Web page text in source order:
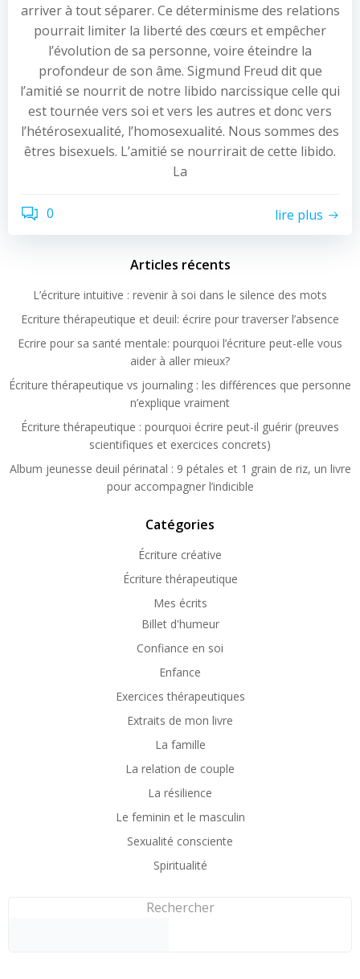
arriver à tout séparer. Ce déterminisme des relations
pourrait limiter la liberté des cœurs et empêcher
l’évolution de sa personne, voire éteindre la
profondeur de son âme. Sigmund Freud dit que
l’amitié se nourrit de notre libido narcissique celle qui
est tournée vers soi et vers les autres et donc vers
l’hétérosexualité, l’homosexualité. Nous sommes des
êtres bisexuels. L’amitié se nourrirait de cette libido.
La
0 lire plus
Articles récents
L’écriture intuitive : revenir à soi dans le silence des mots
Ecriture thérapeutique et deuil: écrire pour traverser l’absence
Ecrire pour sa santé mentale: pourquoi l’écriture peut-elle vous
aider à aller mieux?
Écriture thérapeutique vs journaling : les différences que personne
n’explique vraiment
Écriture thérapeutique : pourquoi écrire peut-il guérir (preuves
scientifiques et exercices concrets)
Album jeunesse deuil périnatal : 9 pétales et 1 grain de riz, un livre
pour accompagner l’indicible
Catégories
Écriture créative
Écriture thérapeutique
Mes écrits
Billet d'humeur
Confiance en soi
Enfance
Exercices thérapeutiques
Extraits de mon livre
La famille
La relation de couple
La résilience
Le feminin et le masculin
Sexualité consciente
Spiritualité
Rechercher